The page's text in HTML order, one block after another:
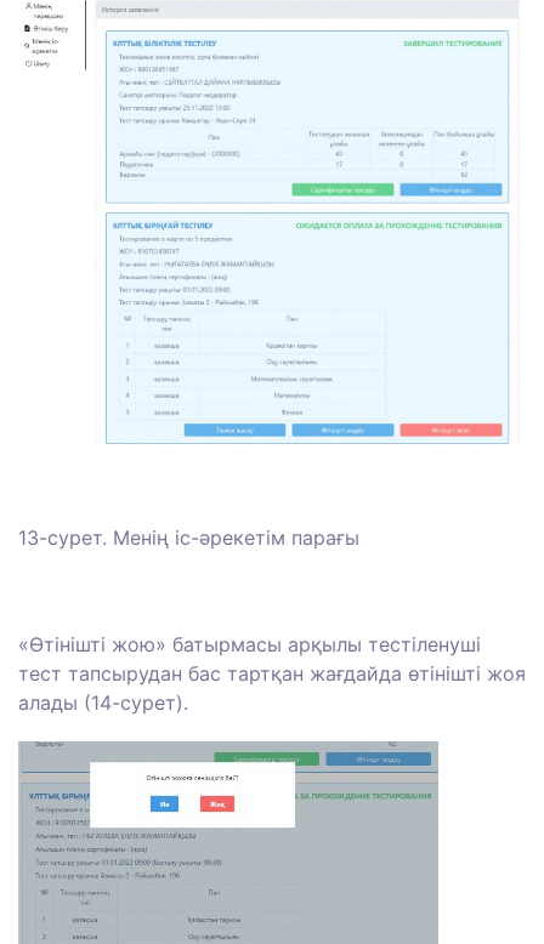
13-сурет. Менің іс-әрекетім парағы
«Өтінішті жою» батырмасы арқылы тестіленуші
тест тапсырудан бас тартқан жағдайда өтінішті жоя
алады (14-сурет).